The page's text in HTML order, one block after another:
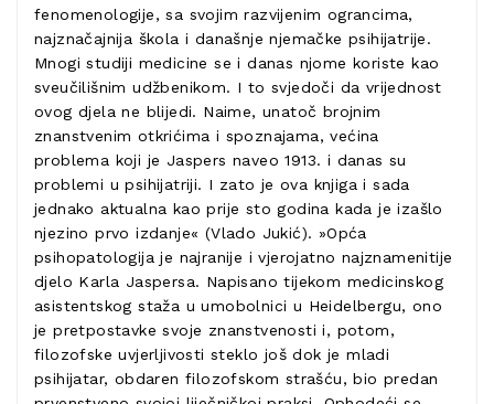
fenomenologije, sa svojim razvijenim ograncima,
najznačajnija škola i današnje njemačke psihijatrije.
Mnogi studiji medicine se i danas njome koriste kao
sveučilišnim udžbenikom. I to svjedoči da vrijednost
ovog djela ne blijedi. Naime, unatoč brojnim
znanstvenim otkrićima i spoznajama, većina
problema koji je Jaspers naveo 1913. i danas su
problemi u psihijatriji. I zato je ova knjiga i sada
jednako aktualna kao prije sto godina kada je izašlo
njezino prvo izdanje« (Vlado Jukić). »Opća
psihopatologija je najranije i vjerojatno najznamenitije
djelo Karla Jaspersa. Napisano tijekom medicinskog
asistentskog staža u umobolnici u Heidelbergu, ono
je pretpostavke svoje znanstvenosti i, potom,
filozofske uvjerljivosti steklo još dok je mladi
psihijatar, obdaren filozofskom strašću, bio predan